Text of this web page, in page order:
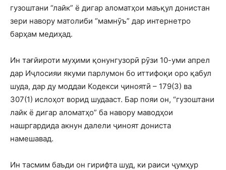
гузоштани “лайк” ё дигар аломатҳои маъқул донистан
зери навору матолиби “мамнӯъ” дар интернетро
барҳам медиҳад.
Ин тағйироти муҳими қонунгузорӣ рӯзи 10-уми апрел
дар Иҷлосияи якуми парлумон бо иттифоқи оро қабул
шуда, дар ду моддаи Кодекси ҷиноятӣ – 179(3) ва
307(1) ислоҳот ворид шудааст. Бар пояи он, “гузоштани
лайк ё дигар аломатҳо” ба навору маводҳои
нашргардида акнун далели ҷиноят дониста
намешавад.
Ин тасмим баъди он гирифта шуд, ки раиси ҷумҳур